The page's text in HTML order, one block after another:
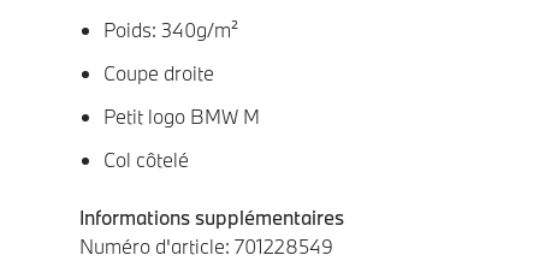
Poids: 340g/m²
Coupe droite
Petit logo BMW M
Col côtelé
Informations supplémentaires
Numéro d'article: 701228549